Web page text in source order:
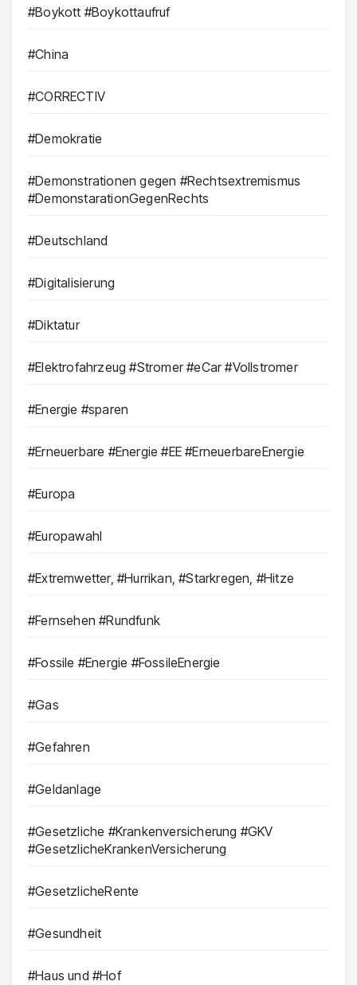
#Boykott #Boykottaufruf
#China
#CORRECTIV
#Demokratie
#Demonstrationen gegen #Rechtsextremismus
#DemonstarationGegenRechts
#Deutschland
#Digitalisierung
#Diktatur
#Elektrofahrzeug #Stromer #eCar #Vollstromer
#Energie #sparen
#Erneuerbare #Energie #EE #ErneuerbareEnergie
#Europa
#Europawahl
#Extremwetter, #Hurrikan, #Starkregen, #Hitze
#Fernsehen #Rundfunk
#Fossile #Energie #FossileEnergie
#Gas
#Gefahren
#Geldanlage
#Gesetzliche #Krankenversicherung #GKV
#GesetzlicheKrankenVersicherung
#GesetzlicheRente
#Gesundheit
#Haus und #Hof